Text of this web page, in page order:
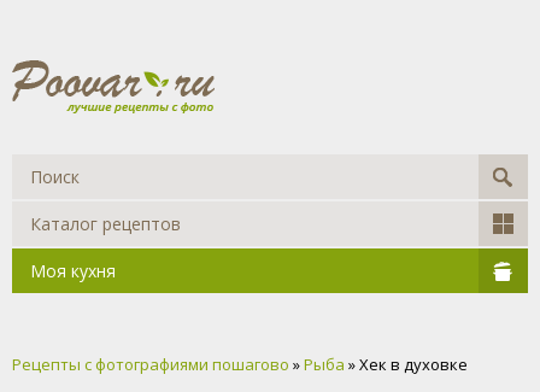
Каталог рецептов
Моя кухня
Рецепты с фотографиями пошагово »Рыба » Хек в духовке